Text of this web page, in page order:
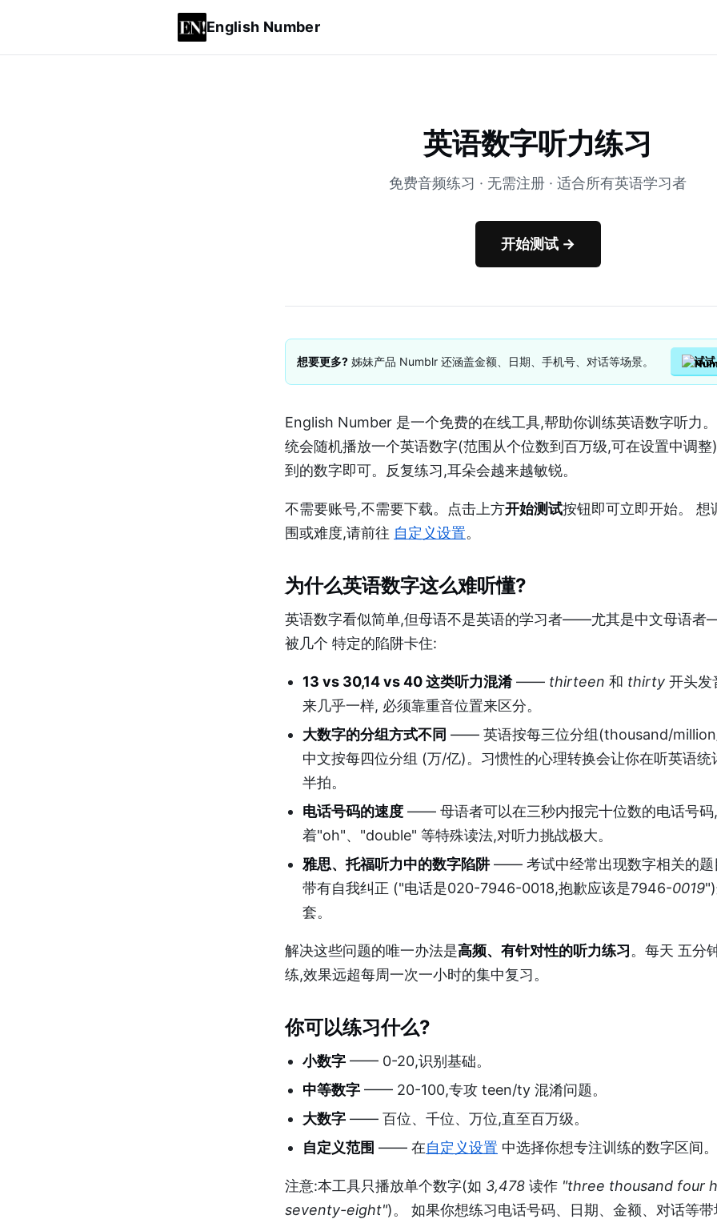
English Number
英语数字听力练习
免费音频练习 · 无需注册 · 适合所有英语学习者
开始测试 →
想要更多? 姊妹产品 Numblr 还涵盖金额、日期、手机号、对话等场景。 试
English Number 是一个免费的在线工具,帮助你训练英语数字听力
统会随机播放一个英语数字(范围从个位数到百万级,可在设置中调
到的数字即可。反复练习,耳朵会越来越敏锐。
不需要账号,不需要下载。点击上方开始测试按钮即可立即开始。 想
围或难度,请前往 自定义设置。
为什么英语数字这么难听懂?
英语数字看似简单,但母语不是英语的学习者——尤其是中文母语
被几个 特定的陷阱卡住:
13 vs 30,14 vs 40 这类听力混淆—— thirteen 和 thirty 开头发
来几乎一样, 必须靠重音位置来区分。
大数字的分组方式不同 —— 英语按每三位分组(thousand/
中文按每四位分组 (万/亿)。习惯性的心理转换会让你在听英语统
半拍。
电话号码的速度 —— 母语者可以在三秒内报完十位数的电话号码
着"oh"、"double" 等特殊读法,对听力挑战极大。
雅思、托福听力中的数字陷阱—— 考试中经常出现数字相关的题
带有自我纠正 ("电话是020-7946-0018,抱歉应该是7946-0019
套。
解决这些问题的唯一办法是高频、有针对性的听力练习。每天 五分
练,效果远超每周一次一小时的集中复习。
你可以练习什么?
小数字 —— 0-20,识别基础。
中等数字 —— 20-100,专攻 teen/ty 混淆问题。
大数字 —— 百位、千位、万位,直至百万级。
自定义范围 —— 在自定义设置 中选择你想专注训练的数字区间。
注意:本工具只播放单个数字(如 3,478 读作 "three thousand four
seventy-eight")。 如果你想练习电话号码、日期、金额、对话等